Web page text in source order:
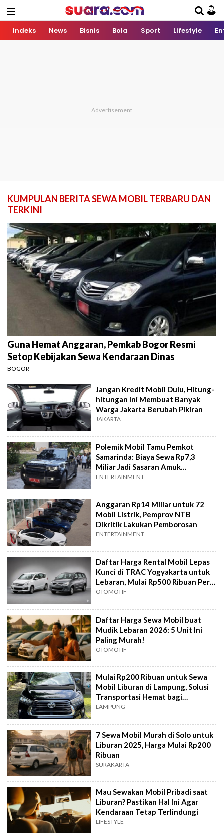
Indeks News Bisnis Bola Sport Lifestyle
KUMPULAN BERITA SEWA MOBIL TERBARU DAN
TERKINI
Guna Hemat Anggaran, Pemkab Bogor Resmi
Setop Kebijakan Sewa Kendaraan Dinas
BOGOR
Jangan Kredit Mobil Dulu, Hitung-
hitungan Ini Membuat Banyak
Warga Jakarta Berubah Pikiran
JAKARTA
Polemik Mobil Tamu Pemkot
Samarinda: Biaya Sewa Rp7,3
Miliar Jadi Sasaran Amuk
Warganet
ENTERTAINMENT
Anggaran Rp14 Miliar untuk 72
Mobil Listrik, Pemprov NTB
Dikritik Lakukan Pemborosan
ENTERTAINMENT
Daftar Harga Rental Mobil Lepas
Kunci di TRAC Yogyakarta untuk
Lebaran, Mulai Rp500 Ribuan Per
Hari
OTOMOTIF
Daftar Harga Sewa Mobil buat
Mudik Lebaran 2026: 5 Unit Ini
Paling Murah!
OTOMOTIF
Mulai Rp200 Ribuan untuk Sewa
Mobil Liburan di Lampung, Solusi
Transportasi Hemat bagi
Wisatawan
LAMPUNG
7 Sewa Mobil Murah di Solo untuk
Liburan 2025, Harga Mulai Rp200
Ribuan
SURAKARTA
Mau Sewakan Mobil Pribadi saat
Liburan? Pastikan Hal Ini Agar
Kendaraan Tetap Terlindungi
LIFESTYLE